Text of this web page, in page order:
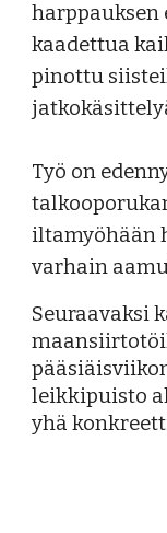
harppauksen
kaadettua
pinottu
Työ on
iltamyöhään
varhain
Seuraavaksi
leikkipuisto
yhä